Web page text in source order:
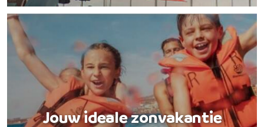
Jouw ideale zonvakantie